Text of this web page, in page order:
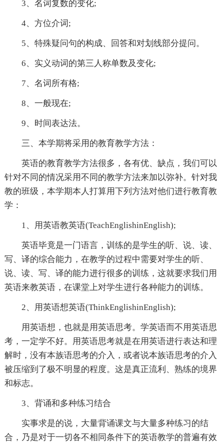
3、名词复数的变化;
4、方位介词;
5、特殊疑问句的构成、回答和对划线部分提问。
6、实义动词的第三人称单数及变化;
7、名词所有格;
8、一般现在;
9、时间表达法。
三、本学期将采用的教育教学方法：
英语的教育教学方法很多，各有优、缺点，我们可以
针对不同的情况采用不同的教学方法来加以弥补。针对我
教的班级，本学期本人打算用下列方法对他们进行教育教
学：
1、用英语教英语(TeachEnglishinEnglish);
英语毕竟是一门语言，训练的是学生的听、说、读、
写、译的综合能力，在教学的过程中需要对学生的听、
说、读、写、译的能力进行很多的训练，这就要求我们用
英语来教英语，在课堂上对学生进行各种能力的训练。
2、用英语想英语(ThinkEnglishinEnglish);
用英语想，也就是用英语思考。学英语而不用英语思
考，一定学不好。用英语思考就是在用英语进行表达和理
解时，没有本族语思考的介入，或者说本族语思考的介入
被压缩到了极不明显的程度。这是真正流利、熟练的境界
和标志。
3、背诵和多种练习结合
实事求是的说，大量背诵课文与大量多种练习的结
合，乃是对于一切各不相同条件下的英语教学的普遍有效